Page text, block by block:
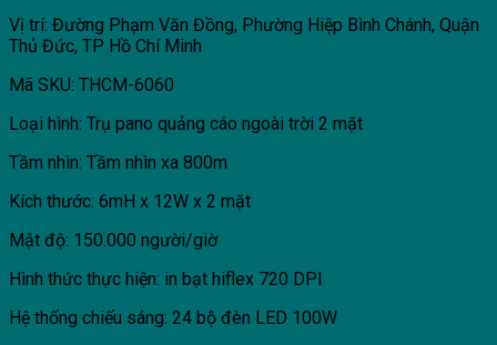
Vị trí: Đường Phạm Văn Đồng, Phường Hiệp Bình Chánh, Quận
Thủ Đức, TP Hồ Chí Minh
Mã SKU: THCM-6060
Loại hình: Trụ pano quảng cáo ngoài trời 2 mặt
Tầm nhìn: Tầm nhìn xa 800m
Kích thước: 6mH x 12W x 2 mặt
Mật độ: 150.000 người/giờ
Hình thức thực hiện: in bạt hiflex 720 DPI
Hệ thống chiếu sáng: 24 bộ đèn LED 100W